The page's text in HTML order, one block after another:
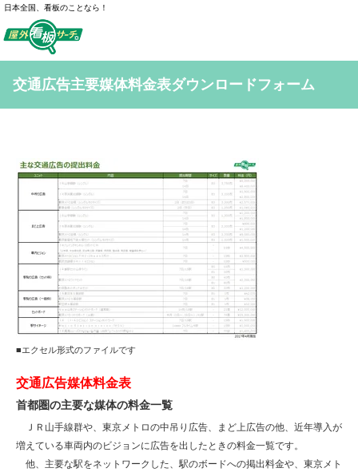
日本全国、看板のことなら！
交通広告主要媒体料金表ダウンロードフォーム
■エクセル形式のファイルです
交通広告媒体料金表
首都圏の主要な媒体の料金一覧
ＪＲ山手線群や、東京メトロの中吊り広告、まど上広告の他、近年導入が
増えている車両内のビジョンに広告を出したときの料金一覧です。
他、主要な駅をネットワークした、駅のボードへの掲出料金や、東京メト